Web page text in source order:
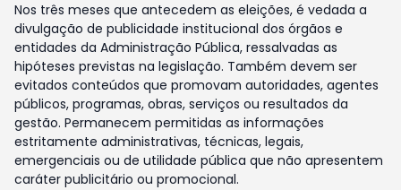
Nos três meses que antecedem as eleições, é vedada a
divulgação de publicidade institucional dos órgãos e
entidades da Administração Pública, ressalvadas as
hipóteses previstas na legislação. Também devem ser
evitados conteúdos que promovam autoridades, agentes
públicos, programas, obras, serviços ou resultados da
gestão. Permanecem permitidas as informações
estritamente administrativas, técnicas, legais,
emergenciais ou de utilidade pública que não apresentem
caráter publicitário ou promocional.